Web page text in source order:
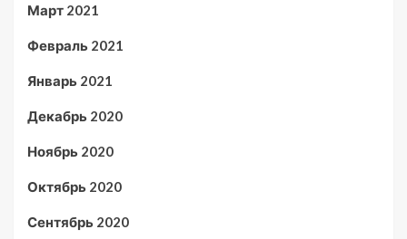
Март 2021
Февраль 2021
Январь 2021
Декабрь 2020
Ноябрь 2020
Октябрь 2020
Сентябрь 2020